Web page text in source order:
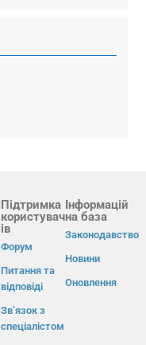
Підтримка
користувач
ів
Форум
Питання та
відповіді
Зв’язок з
спеціалістом
Інформацій
на база
Законодавство
Новини
Оновлення